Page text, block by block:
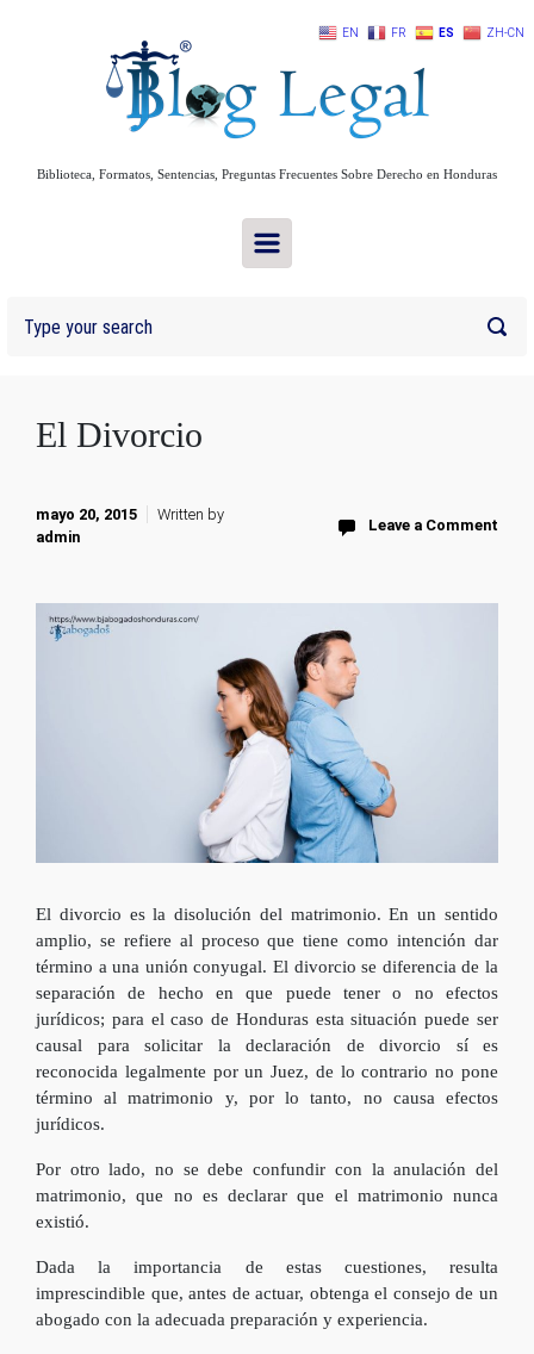
Biblioteca, Formatos, Sentencias, Preguntas Frecuentes Sobre Derecho en Honduras
El Divorcio
mayo 20, 2015
Written by
admin
Leave a Comment
El divorcio es la disolución del matrimonio. En un sentido
amplio, se refiere al proceso que tiene como intención dar
término a una unión conyugal. El divorcio se diferencia de la
separación de hecho en que puede tener o no efectos
jurídicos; para el caso de Honduras esta situación puede ser
causal para solicitar la declaración de divorcio sí es
reconocida legalmente por un Juez, de lo contrario no pone
término al matrimonio y, por lo tanto, no causa efectos
jurídicos.
Por otro lado, no se debe confundir con la anulación del
matrimonio, que no es declarar que el matrimonio nunca
existió.
Dada la importancia de estas cuestiones, resulta
imprescindible que, antes de actuar, obtenga el consejo de un
abogado con la adecuada preparación y experiencia.
EN FR ES ZH-CN